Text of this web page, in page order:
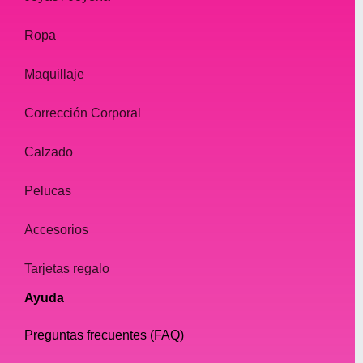
Nuestros collares están diseñados para
desde atuendos casuales hasta formales.
que la calidad es clave cuando se trata de
materiales de alta calidad en nuestros
collares, incluidos metales chapados en oro
duraderos y cómodos de llevar, lo que
garantiza que nuestros clientes puedan
Ropa
Maquillaje
Corrección Corporal
Calzado
Pelucas
Accesorios
Tarjetas regalo
Ayuda
Preguntas frecuentes (FAQ)